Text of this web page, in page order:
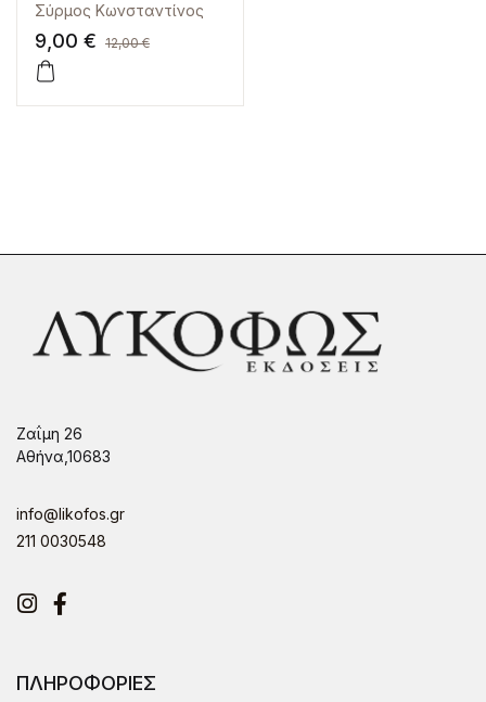
Σύρμος Κωνσταντίνος
9,00 € 12,00€
Ζαΐμη 26
Αθήνα,10683
info@likofos.gr
211 0030548
Instagram
Facebook
ΠΛΗΡΟΦΟΡΙΕΣ